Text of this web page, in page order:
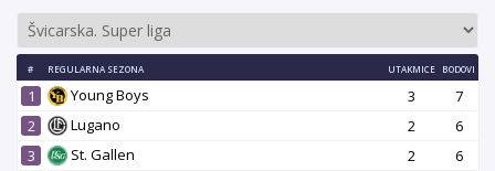
# REGULARNA SEZONA UTAKMICE BODOVI
1 Young Boys 3
7
2
Lugano 2
6
3
St. Gallen 2
6